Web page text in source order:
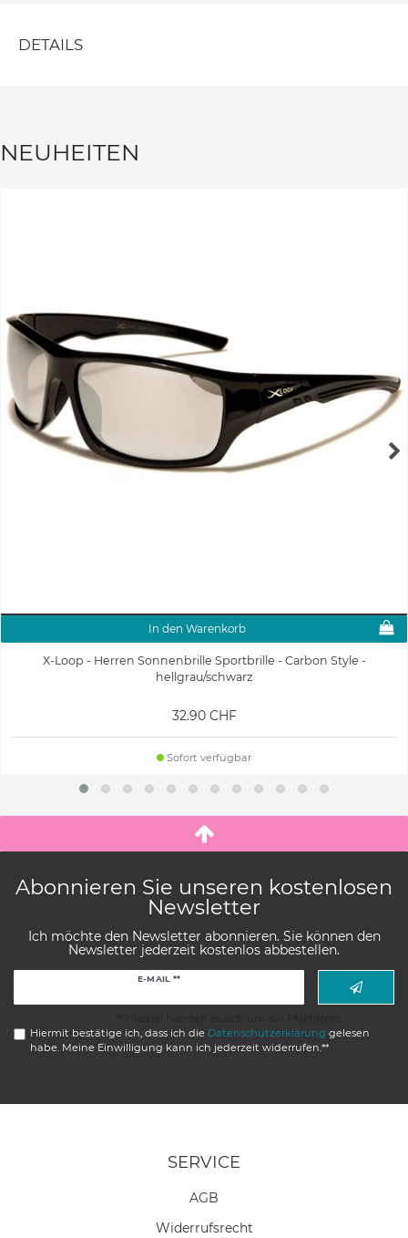
DETAILS
NEUHEITEN
In den Warenkorb
X-Loop - Herren Sonnenbrille Sportbrille - Carbon Style -
hellgrau/schwarz
32.90 CHF
Sofort verfügbar
Abonnieren Sie unseren kostenlosen
Newsletter
Ich möchte den Newsletter abonnieren. Sie können den
Newsletter jederzeit kostenlos abbestellen.
E-MAIL **
Hiermit bestätige ich, dass ich die Daten­schutz­erklärung gelesen
habe. Meine Einwilligung kann ich jederzeit widerrufen.**
SERVICE
AGB
Widerrufs­recht